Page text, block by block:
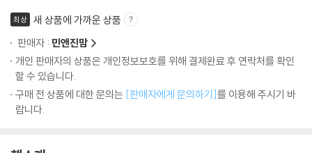
최상
새 상품에 가까운 상품
판매자 : 민앤진맘
개인 판매자의 상품은 개인정보보호를 위해 결제완료 후 연락처를 확인
할 수 있습니다.
구매 전 상품에 대한 문의는 [판매자에게 문의하기]를 이용해 주시기 바
랍니다.